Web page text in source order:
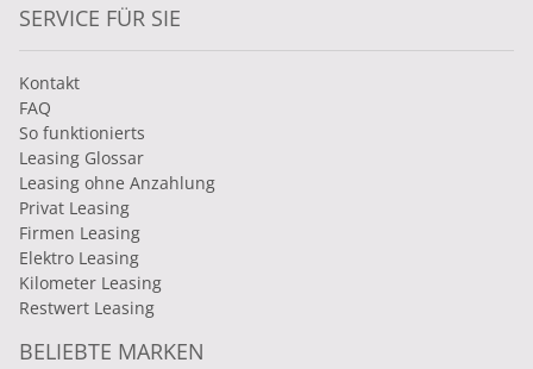
SERVICE FÜR SIE
Kontakt
FAQ
So funktionierts
Leasing Glossar
Leasing ohne Anzahlung
Privat Leasing
Firmen Leasing
Elektro Leasing
Kilometer Leasing
Restwert Leasing
BELIEBTE MARKEN